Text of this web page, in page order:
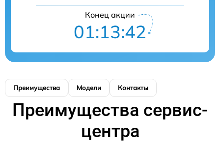
Конец акции
01:13:42
Преимущества Модели Контакты
Преимущества сервис-
центра